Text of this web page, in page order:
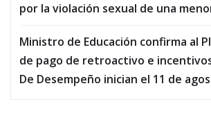
por la violación sexual de una
Ministro de Educación confirma al
de pago de retroactivo e
De Desempeño inician el 11 de